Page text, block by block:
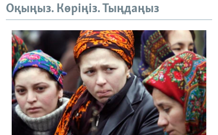
Оқыңыз. Көріңіз. Тыңдаңыз